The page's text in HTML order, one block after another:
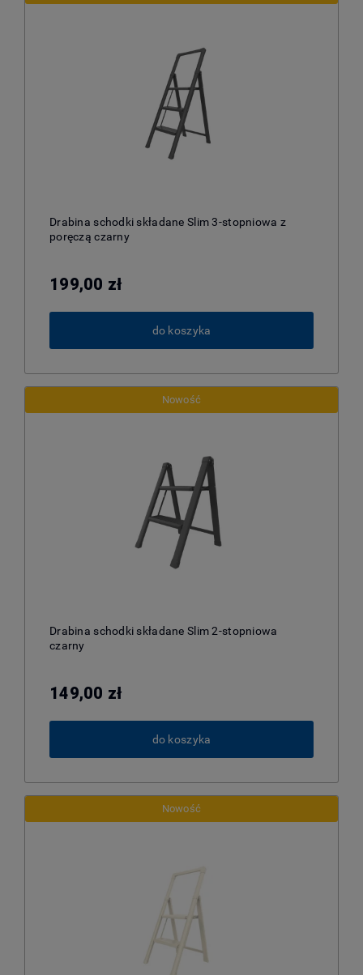
Drabina schodki składane Slim 3-stopniowa z
poręczą czarny
199,00 zł
do koszyka
Drabina schodki składane Slim 2-stopniowa
czarny
149,00 zł
do koszyka
Nowość
Nowość